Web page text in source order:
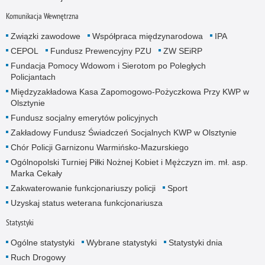
Komunikacja Wewnętrzna
Związki zawodowe Współpraca międzynarodowa
IPA
CEPOL
Fundusz Prewencyjny PZU
ZW SEiRP
Fundacja Pomocy Wdowom i Sierotom po Poległych
Policjantach
Międzyzakładowa Kasa Zapomogowo-Pożyczkowa Przy KWP w
Olsztynie
Fundusz socjalny emerytów policyjnych
Zakładowy Fundusz Świadczeń Socjalnych KWP w Olsztynie
Chór Policji Garnizonu Warmińsko-Mazurskiego
Ogólnopolski Turniej Piłki Nożnej Kobiet i Mężczyzn im. mł. asp.
Marka Cekały
Zakwaterowanie funkcjonariuszy policji
Sport
Uzyskaj status weterana funkcjonariusza
Statystyki
Ogólne statystyki Wybrane statystyki
Statystyki dnia
Ruch Drogowy